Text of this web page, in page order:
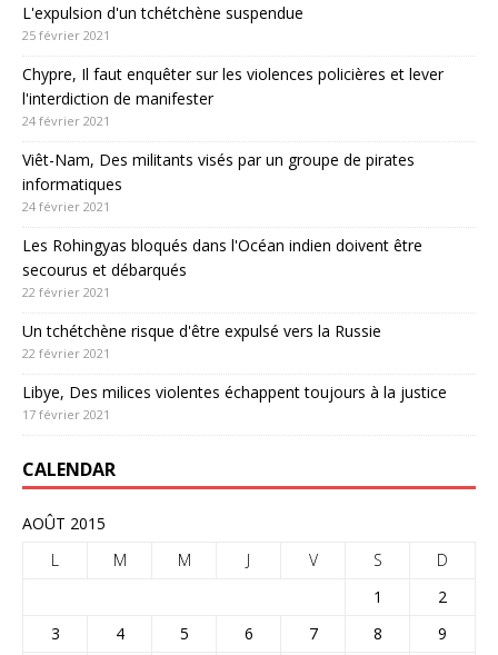
L'expulsion d'un tchétchène suspendue
25 février 2021
Chypre, Il faut enquêter sur les violences policières et lever
l'interdiction de manifester
24 février 2021
Viêt-Nam, Des militants visés par un groupe de pirates
informatiques
24 février 2021
Les Rohingyas bloqués dans l'Océan indien doivent être
secourus et débarqués
22 février 2021
Un tchétchène risque d'être expulsé vers la Russie
22 février 2021
Libye, Des milices violentes échappent toujours à la justice
17 février 2021
CALENDAR
AOÛT 2015
L
M M J V S
D
1
2
3
4 5 6 7 8 9